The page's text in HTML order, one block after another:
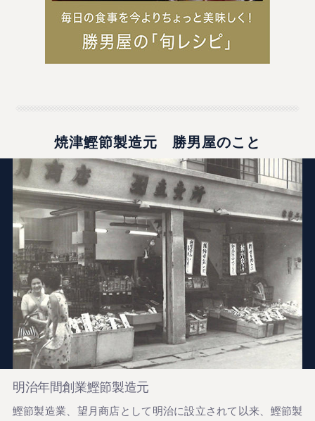
焼津鰹節製造元 勝男屋のこと
明治年間創業鰹節製造元
鰹節製造業、望月商店として明治に設立されて以来、鰹節製